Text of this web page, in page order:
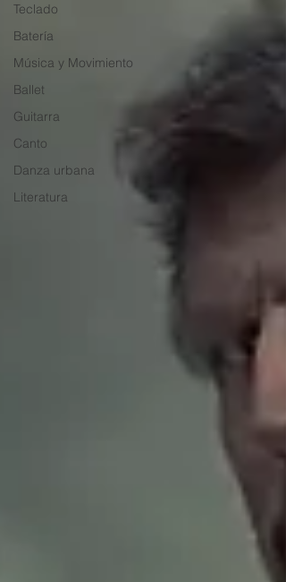
Teclado
Batería
Música y Movimiento
Ballet
Guitarra
Canto
Danza urbana
Literatura